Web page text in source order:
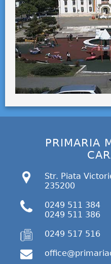
PRIMARIA
Str. Piata
235200
0249 511 384
0249 511 386
0249 517 516